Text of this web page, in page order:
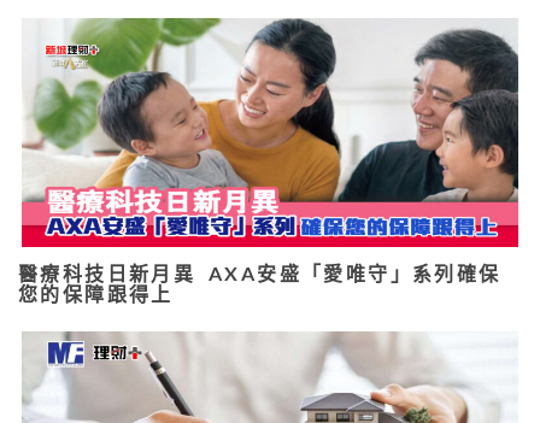
醫療科技日新月異 AXA安盛「愛唯守」系列確保
您的保障跟得上